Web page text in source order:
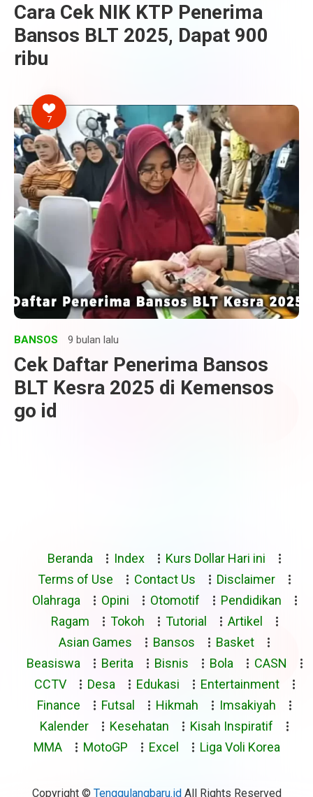
Cara Cek NIK KTP Penerima
Bansos BLT 2025, Dapat 900
ribu
7
BANSOS 9 bulan lalu
Cek Daftar Penerima Bansos
BLT Kesra 2025 di Kemensos
go id
Beranda Index
Kurs Dollar Hari ini
Terms of Use
Contact Us
Disclaimer
Olahraga
Opini Otomotif
Pendidikan
Ragam
Tokoh Tutorial
Artikel
Asian Games
Bansos
Basket
Beasiswa
Berita Bisnis Bola
CASN
CCTV
Desa Edukasi
Entertainment
Finance
Futsal Hikmah
Imsakiyah
Kalender
Kesehatan
Kisah Inspiratif
MMA
MotoGP Excel Liga Voli Korea
Copyright © Tenggulangbaru.idAll Rights Reserved